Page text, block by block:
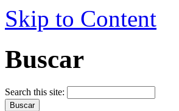
Skip to Content
Buscar
Search this site: